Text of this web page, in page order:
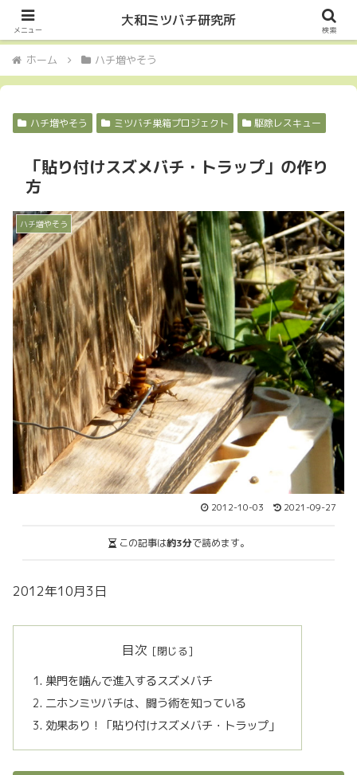
Let it Bee・・・
ホーム ハチ増やそう
ハチ増やそう ミツバチ巣箱プロジェクト 駆除レスキュー
「貼り付けスズメバチ・トラップ」の作り
方
ハチ増やそう
2012-10-03 2021-09-27
この記事は約3分で読めます。
2012年10月3日
目次
巣門を噛んで進入するスズメバチ
二ホンミツバチは、闘う術を知っている
効果あり！「貼り付けスズメバチ・トラップ」
メニュー
大和ミツバチ研究所
検索